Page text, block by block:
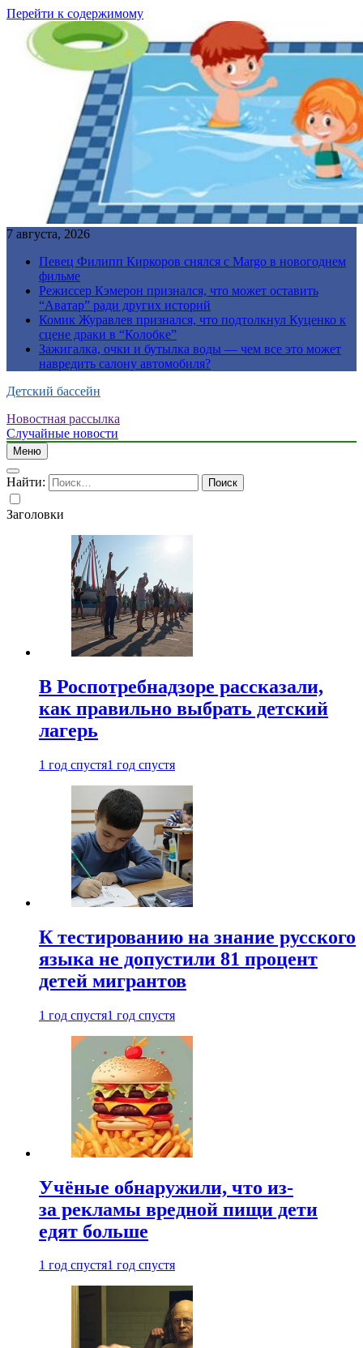
Перейти к содержимому
7 августа, 2026
Певец Филипп Киркоров снялся с Margo в новогоднем
фильме
Режиссер Кэмерон признался, что может оставить
“Аватар” ради других историй
Комик Журавлев признался, что подтолкнул Куценко к
сцене драки в “Колобке”
Зажигалка, очки и бутылка воды — чем все это может
навредить салону автомобиля?
Детский бассейн
Новостная рассылка
Случайные новости
Меню
Найти:
Заголовки
В Роспотребнадзоре рассказали,
как правильно выбрать детский
лагерь
1 год спустя1 год спустя
К тестированию на знание русского
языка не допустили 81 процент
детей мигрантов
1 год спустя1 год спустя
Учёные обнаружили, что из-
за рекламы вредной пищи дети
едят больше
1 год спустя1 год спустя